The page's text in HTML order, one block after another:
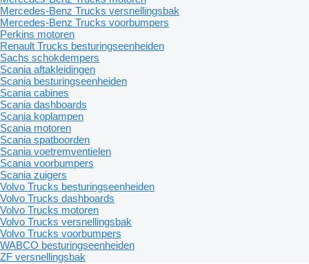
Mercedes-Benz Trucks versnellingsbak
Mercedes-Benz Trucks voorbumpers
Perkins motoren
Renault Trucks besturingseenheiden
Sachs schokdempers
Scania aftakleidingen
Scania besturingseenheiden
Scania cabines
Scania dashboards
Scania koplampen
Scania motoren
Scania spatboorden
Scania voetremventielen
Scania voorbumpers
Scania zuigers
Volvo Trucks besturingseenheiden
Volvo Trucks dashboards
Volvo Trucks motoren
Volvo Trucks versnellingsbak
Volvo Trucks voorbumpers
WABCO besturingseenheiden
ZF versnellingsbak